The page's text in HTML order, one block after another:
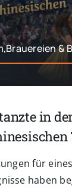
&
in
für
haben